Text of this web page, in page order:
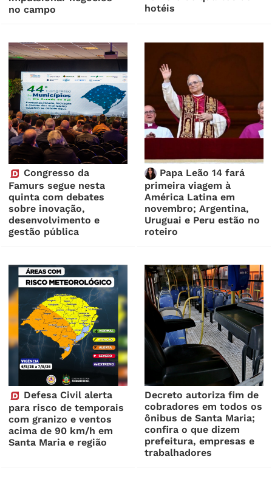
no campo
hotéis
Congresso da
Famurs segue nesta
quinta com debates
sobre inovação,
desenvolvimento e
gestão pública
Papa Leão 14 fará
primeira viagem à
América Latina em
novembro; Argentina,
Uruguai e Peru estão no
roteiro
Defesa Civil alerta
para risco de temporais
com granizo e ventos
acima de 90 km/h em
Santa Maria e região
Decreto autoriza fim de
cobradores em todos os
ônibus de Santa Maria;
confira o que dizem
prefeitura, empresas e
trabalhadores